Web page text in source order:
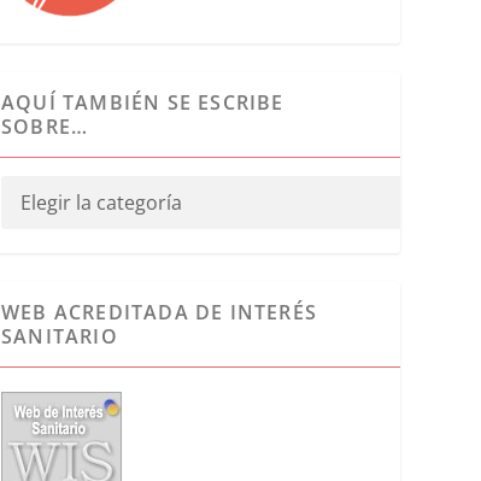
AQUÍ TAMBIÉN SE ESCRIBE
SOBRE…
WEB ACREDITADA DE INTERÉS
SANITARIO